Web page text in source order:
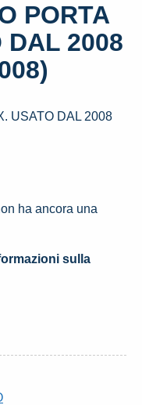
PORTA
DAL 2008
USATO DAL 2008
ha ancora una
sulla